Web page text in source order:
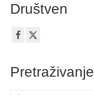
Društven
Pretraživanje